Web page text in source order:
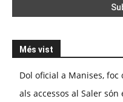
Més vist
Dol oficial a Manises,
als accessos al Saler